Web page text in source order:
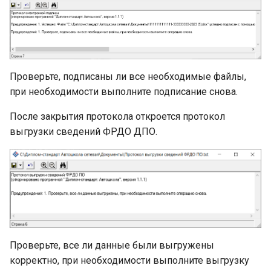
Проверьте, подписаны ли все необходимые файлы,
при необходимости выполните подписание снова.
После закрытия протокола откроется протокол
выгрузки сведений ФРДО ДПО.
Проверьте, все ли данные были выгружены
корректно, при необходимости выполните выгрузку